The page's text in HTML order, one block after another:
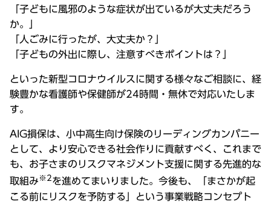
「子どもに風邪のような症状が出ているが大丈夫だろう
か。」
「人ごみに行ったが、大丈夫か？」
「子どもの外出に際し、注意すべきポイントは？」
といった新型コロナウイルスに関する様々なご相談に、経
験豊かな看護師や保健師が24時間・無休で対応いたしま
す。
AIG損保は、小中高生向け保険のリーディングカンパニー
として、より安心できる社会作りに貢献すべく、これまで
も、お子さまのリスクマネジメント支援に関する先進的な
取組み ※2を進めてまいりました。今後も、「まさかが起
こる前にリスクを予防する」という事業戦略コンセプト